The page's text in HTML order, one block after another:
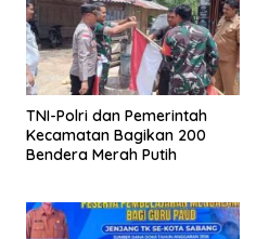
TNI-Polri dan Pemerintah
Kecamatan Bagikan 200
Bendera Merah Putih